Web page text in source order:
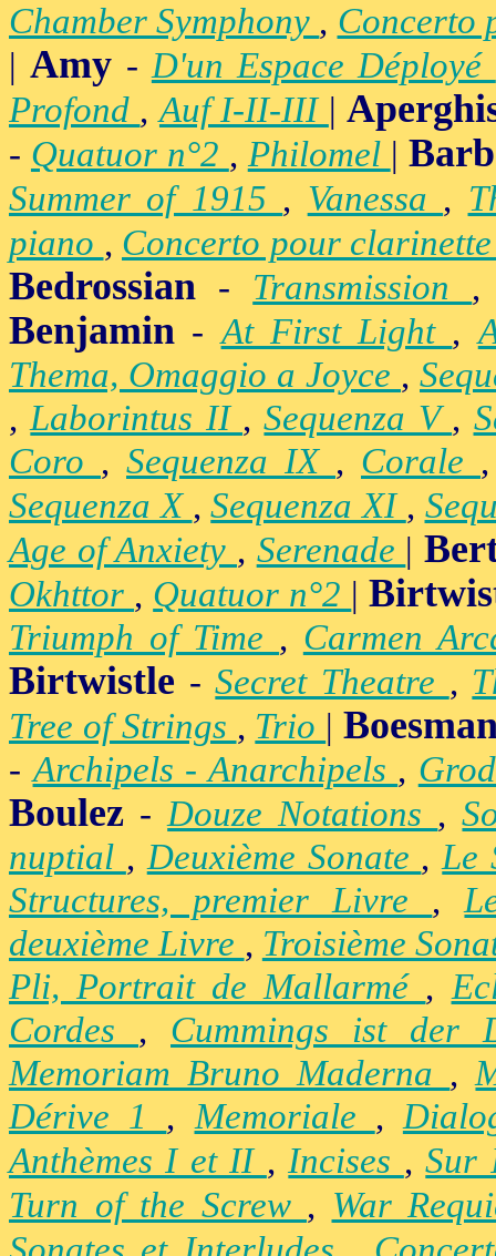
Chamber Symphony , Concerto
|Amy -D'un Espace Déployé
Profond ,Auf I-II-III |
- Quatuor n°2 , Philomel |
Summer of 1915 , Vanessa ,
piano , Concerto pour
Bedrossian - Transmission
Benjamin -At First Light ,
Thema, Omaggio a Joyce ,
,Laborintus II ,Sequenza V ,
Coro , Sequenza IX , Corale
Sequenza X ,Sequenza XI ,
Age of Anxiety , Serenade |
Okhttor , Quatuor n°2 |
Triumph of Time , Carmen
Birtwistle -Secret Theatre ,
Tree of Strings , Trio |
-Archipels - Anarchipels ,
Boulez -Douze Notations ,
nuptial ,Deuxième Sonate ,Le
Structures, premier Livre ,
deuxième Livre , Troisième
Pli, Portrait de Mallarmé ,
Cordes , Cummings ist der
Memoriam Bruno Maderna ,
Dérive 1 ,Memoriale ,
Anthèmes I et II ,Incises ,Sur
Turn of the Screw , War